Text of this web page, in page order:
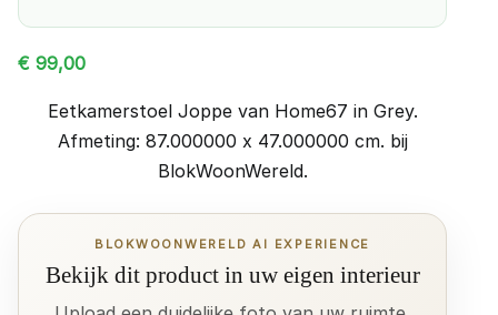
€ 99,00
Eetkamerstoel Joppe van Home67 in Grey.
Afmeting: 87.000000 x 47.000000 cm. bij
BlokWoonWereld.
BLOKWOONWERELD AI EXPERIENCE
Bekijk dit product in uw eigen interieur